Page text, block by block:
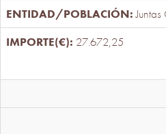
27.672,25